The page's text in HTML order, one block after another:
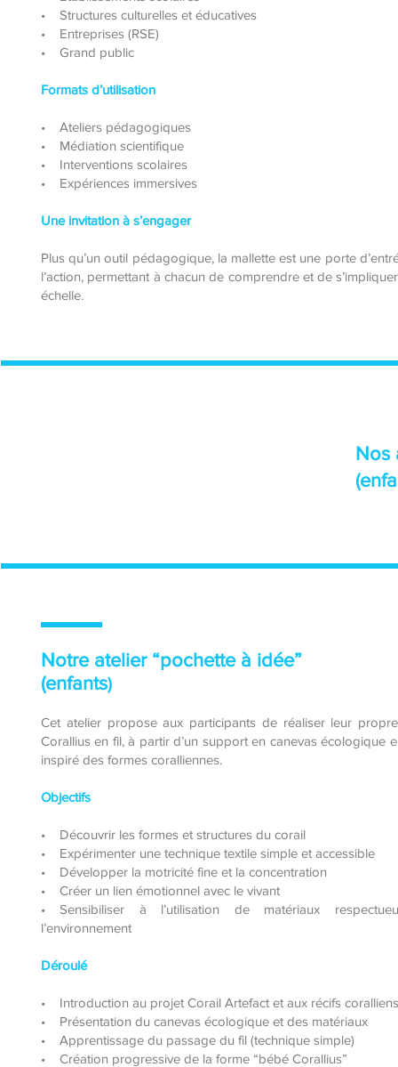
• Structures culturelles et éducatives
• Entreprises (RSE)
• Grand public
Formats d’utilisation
• Ateliers pédagogiques
• Médiation scientifique
• Interventions scolaires
• Expériences immersives
Une invitation à s’engager
Plus qu’un outil pédagogique, la mallette est une porte
l’action, permettant à chacun de comprendre et de
échelle.
Nos
Notre atelier “pochette à idée”
(enfants)
Cet atelier propose aux participants de réaliser leur
Corallius en fil, à partir d’un support en canevas écologique
inspiré des formes coralliennes.
Objectifs
• Découvrir les formes et structures du corail
• Expérimenter une technique textile simple et accessible
• Développer la motricité fine et la concentration
• Créer un lien émotionnel avec le vivant
• Sensibiliser à l’utilisation de matériaux
l’environnement
Déroulé
• Introduction au projet Corail Artefact et aux récifs coralliens
• Présentation du canevas écologique et des matériaux
• Apprentissage du passage du fil (technique simple)
• Création progressive de la forme “bébé Corallius”